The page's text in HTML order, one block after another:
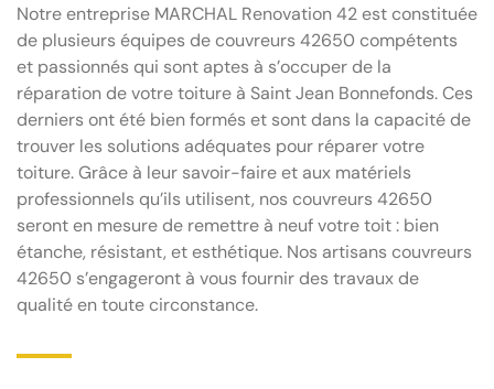
Notre entreprise MARCHAL Renovation 42 est constituée
de plusieurs équipes de couvreurs 42650 compétents
et passionnés qui sont aptes à s’occuper de la
réparation de votre toiture à Saint Jean Bonnefonds. Ces
derniers ont été bien formés et sont dans la capacité de
trouver les solutions adéquates pour réparer votre
toiture. Grâce à leur savoir-faire et aux matériels
professionnels qu’ils utilisent, nos couvreurs 42650
seront en mesure de remettre à neuf votre toit : bien
étanche, résistant, et esthétique. Nos artisans couvreurs
42650 s’engageront à vous fournir des travaux de
qualité en toute circonstance.